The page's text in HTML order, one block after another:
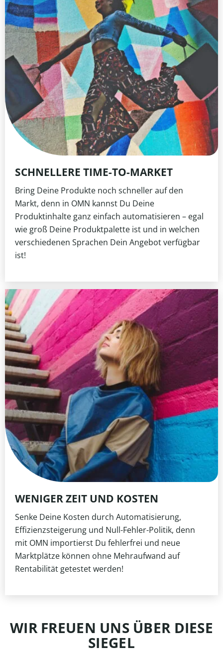
SCHNELLERE TIME-TO-MARKET
Bring Deine Produkte noch schneller auf den
Markt, denn in OMN kannst Du Deine
Produktinhalte ganz einfach automatisieren – egal
wie groß Deine Produktpalette ist und in welchen
verschiedenen Sprachen Dein Angebot verfügbar
ist!
WENIGER ZEIT UND KOSTEN
Senke Deine Kosten durch Automatisierung,
Effizienzsteigerung und Null-Fehler-Politik, denn
mit OMN importierst Du fehlerfrei und neue
Marktplätze können ohne Mehraufwand auf
Rentabilität getestet werden!
WIR FREUEN UNS ÜBER DIESE
SIEGEL